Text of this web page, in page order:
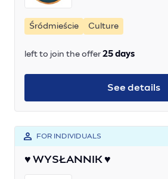
Śródmieście Culture
left to join the offer 25 days
See details
FOR INDIVIDUALS
♥ WYSŁANNIK ♥